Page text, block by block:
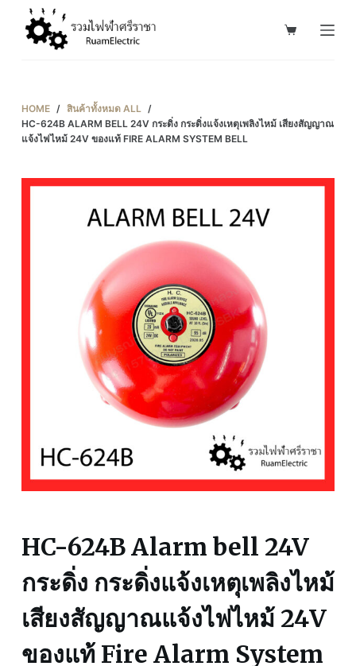
o
c
HOME / สินค้าทั้งหมด ALL /
HC-624B ALARM BELL 24V กระดิ่ง กระดิ่งแจ้งเหตุเพลิงไหม้ เสียงสัญญาณ
แจ้งไฟไหม้ 24V ของแท้ FIRE ALARM SYSTEM BELL
HC-624B Alarm bell 24V
กระดิ่ง กระดิ่งแจ้งเหตุเพลิงไหม้
เสียงสัญญาณแจ้งไฟไหม้ 24V
ของแท้ Fire Alarm System